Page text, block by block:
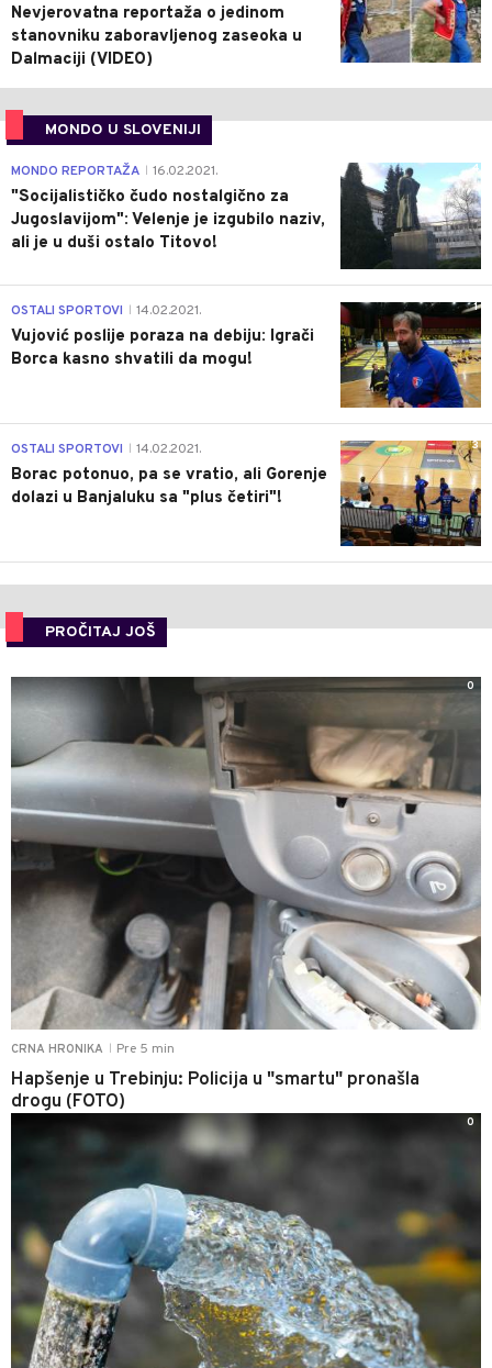
Nevjerovatna reportaža o jedinom
stanovniku zaboravljenog zaseoka u
Dalmaciji (VIDEO)
MONDO U SLOVENIJI
4
MONDO REPORTAŽA 16.02.2021.
"Socijalističko čudo nostalgično za
Jugoslavijom": Velenje je izgubilo naziv,
ali je u duši ostalo Titovo!
1
OSTALI SPORTOVI 14.02.2021.
Vujović poslije poraza na debiju: Igrači
Borca kasno shvatili da mogu!
3
OSTALI SPORTOVI 14.02.2021.
Borac potonuo, pa se vratio, ali Gorenje
dolazi u Banjaluku sa "plus četiri"!
PROČITAJ JOŠ
CRNA HRONIKA Pre 5 min
Hapšenje u Trebinju: Policija u "smartu" pronašla
drogu (FOTO)
0
0